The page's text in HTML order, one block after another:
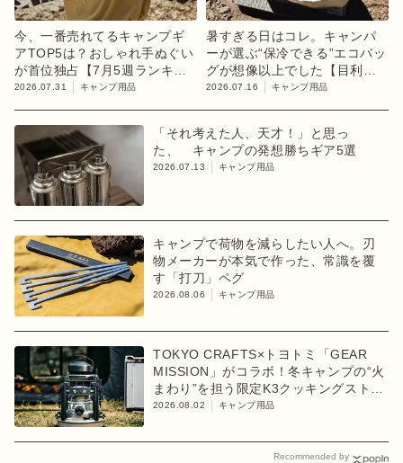
今、一番売れてるキャンプギ
アTOP5は？おしゃれ手ぬぐい
が首位独占【7月5週ランキン
グ】
2026.07.31 キャンプ用品
暑すぎる日はコレ。キャンパ
ーが選ぶ“保冷できる”エコバッ
グが想像以上でした【目利き
のキャンプギア】
2026.07.16 キャンプ用品
「それ考えた人、天才！」と思っ
た、 キャンプの発想勝ちギア5選
2026.07.13 キャンプ用品
キャンプで荷物を減らしたい人へ。刃
物メーカーが本気で作った、常識を覆
す「打刀」ペグ
2026.08.06 キャンプ用品
TOKYO CRAFTS×トヨトミ「GEAR
MISSION」がコラボ！冬キャンプの“火
まわり”を担う限定K3クッキングストー
ブが登場
2026.08.02 キャンプ用品
Recommended by